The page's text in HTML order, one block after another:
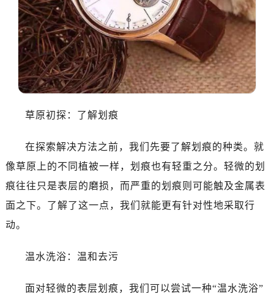
草原初探：了解划痕
在探索解决方法之前，我们先要了解划痕的种类。就
像草原上的不同植被一样，划痕也有轻重之分。轻微的划
痕往往只是表层的磨损，而严重的划痕则可能触及金属表
面之下。了解了这一点，我们就能更有针对性地采取行
动。
温水洗浴：温和去污
面对轻微的表层划痕，我们可以尝试一种“温水洗浴”